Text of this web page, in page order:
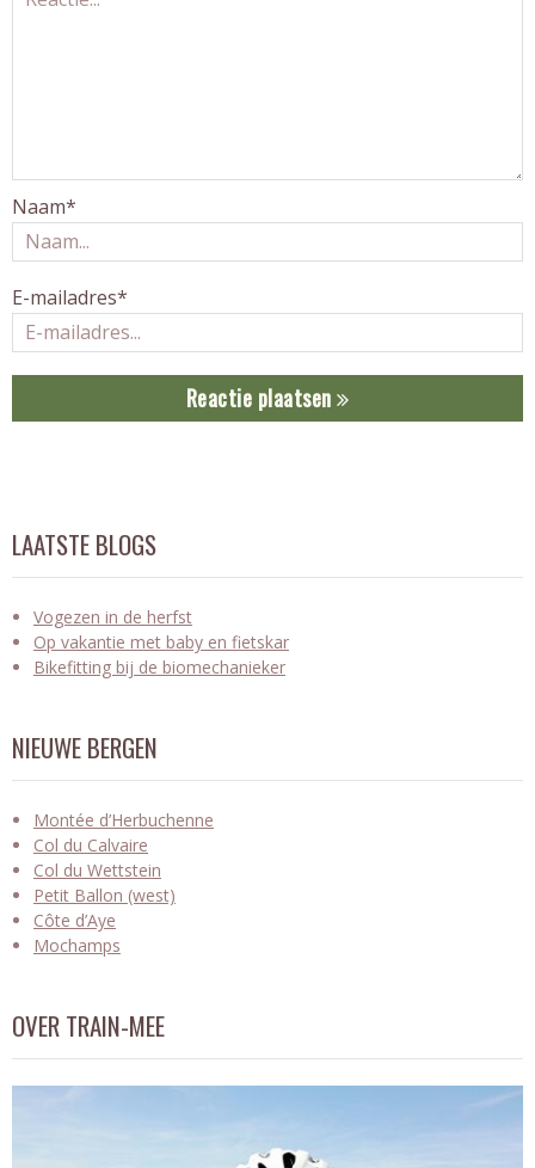
Naam*
E-mailadres*
Reactie plaatsen
LAATSTE BLOGS
Vogezen in de herfst
Op vakantie met baby en fietskar
Bikefitting bij de biomechanieker
NIEUWE BERGEN
Montée d’Herbuchenne
Col du Calvaire
Col du Wettstein
Petit Ballon (west)
Côte d’Aye
Mochamps
OVER TRAIN-MEE